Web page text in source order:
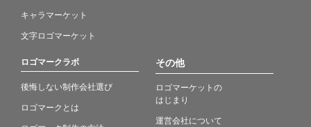
キャラマーケット
文字ロゴマーケット
ロゴマークラボ
後悔しない制作会社選び
ロゴマークとは
その他
ロゴマーケットの
はじまり
運営会社について